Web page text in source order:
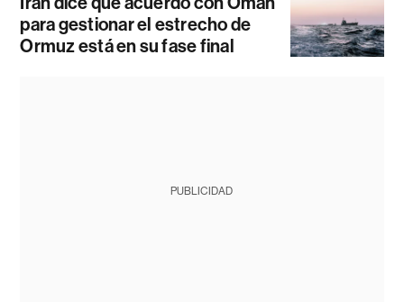
para gestionar el estrecho de
Ormuz está en su fase final
PUBLICIDAD